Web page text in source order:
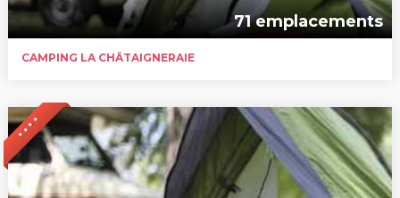
71 emplacements
CAMPING LA CHÂTAIGNERAIE
* * * *